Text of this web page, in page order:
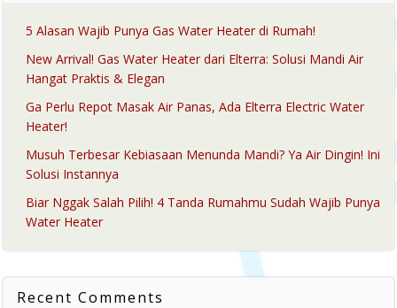
5 Alasan Wajib Punya Gas Water Heater di Rumah!
New Arrival! Gas Water Heater dari Elterra: Solusi Mandi Air
Hangat Praktis & Elegan
Ga Perlu Repot Masak Air Panas, Ada Elterra Electric Water
Heater!
Musuh Terbesar Kebiasaan Menunda Mandi? Ya Air Dingin! Ini
Solusi Instannya
Biar Nggak Salah Pilih! 4 Tanda Rumahmu Sudah Wajib Punya
Water Heater
Recent Comments